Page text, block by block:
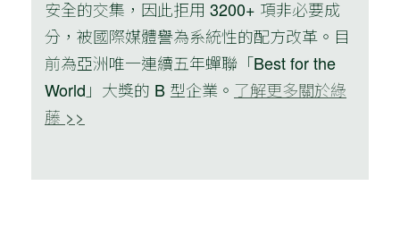
安全的交集，因此拒用 3200+ 項非必要成
分，被國際媒體譽為系統性的配方改革。目
前為亞洲唯一連續五年蟬聯「Best for the
World」大獎的 B 型企業。 了解更多關於綠
藤 >>